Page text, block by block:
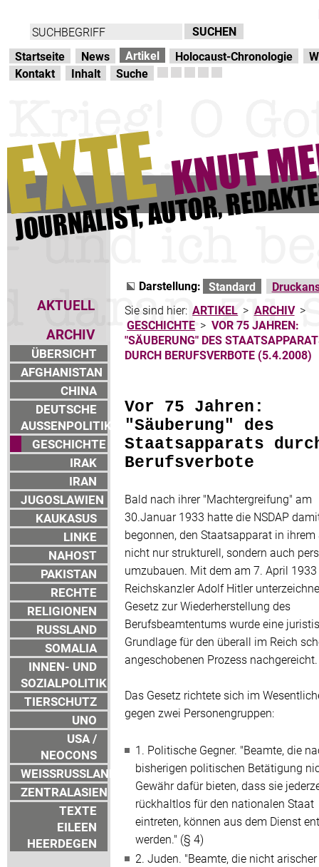
Startseite News Artikel Holocaust-Chronologie
Kontakt
Inhalt Suche
AKTUELL
ARCHIV
ÜBERSICHT
AFGHANISTAN
CHINA
DEUTSCHE
AUSSENPOLITIK
GESCHICHTE
IRAK
IRAN
JUGOSLAWIEN
KAUKASUS
LINKE
NAHOST
PAKISTAN
RECHTE
RELIGIONEN
RUSSLAND
SOMALIA
INNEN- UND
SOZIALPOLITIK
TIERSCHUTZ
UNO
USA /
NEOCONS
WEISSRUSSLAND
ZENTRALASIEN
TEXTE
EILEEN
HEERDEGEN
Darstellung: Standard
Sie sind hier: ARTIKEL > ARCHIV >
GESCHICHTE > VOR 75 JAHREN:
"SÄUBERUNG" DES
DURCH BERUFSVERBOTE (5.4.2008)
Vor 75 Jahren:
"Säuberung" des
Staatsapparats
Berufsverbote
Bald nach ihrer "Machtergreifung" am
30.Januar 1933 hatte die NSDAP
begonnen, den Staatsapparat in ihrem
nicht nur strukturell, sondern auch
umzubauen. Mit dem am 7. April
Reichskanzler Adolf Hitler
Gesetz zur Wiederherstellung des
Berufsbeamtentums wurde eine
Grundlage für den überall im Reich
angeschobenen Prozess nachgereicht.
Das Gesetz richtete sich im
gegen zwei Personengruppen:
1. Politische Gegner. "Beamte, die
bisherigen politischen Betätigung
Gewähr dafür bieten, dass sie
rückhaltlos für den nationalen Staat
eintreten, können aus dem Dienst
werden." (§ 4)
2. Juden. "Beamte, die nicht arischer